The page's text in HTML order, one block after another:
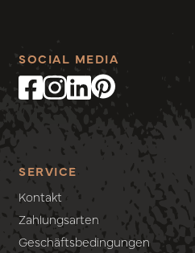
SERVICE
Kontakt
Zahlungsarten
Geschäftsbedingungen
SOCIAL MEDIA